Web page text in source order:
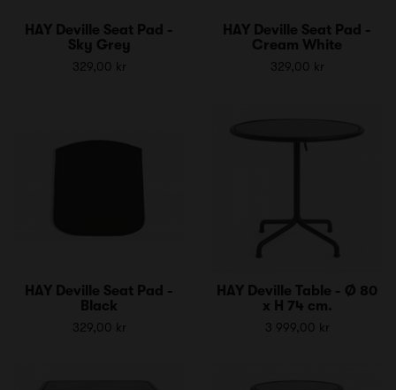
HAY Deville Seat Pad -
Sky Grey
329,00 kr
HAY Deville Seat Pad -
Cream White
329,00 kr
HAY Deville Seat Pad -
Black
329,00 kr
HAY Deville Table - Ø 80
x H 74 cm.
3 999,00 kr